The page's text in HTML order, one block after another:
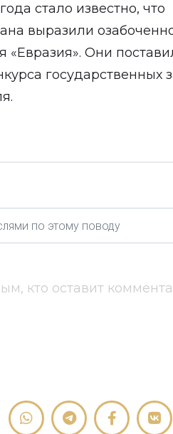
стало известно, что
выразили
«Евразия». Они
государственных
кто оставит